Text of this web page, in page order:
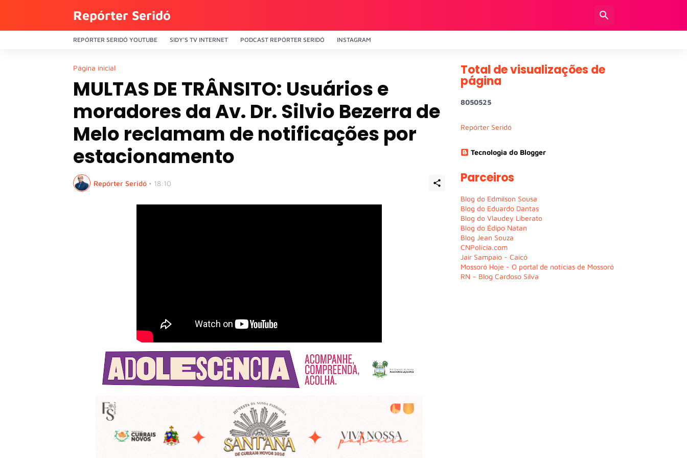
Repórter Seridó
REPÓRTER SERIDÓ YOUTUBE SIDY'S TV INTERNET PODCAST REPÓRTER SERIDÓ INSTAGRAM
Página inicial
MULTAS DE TRÂNSITO: Usuários e
moradores da Av. Dr. Silvio Bezerra de
Melo reclamam de notificações por
estacionamento
Repórter Seridó • 18:10
Total de visualizações de
página
8050525
Repórter Seridó
Tecnologia do Blogger
Parceiros
Blog do Edmilson Sousa
Blog do Eduardo Dantas
Blog do Vlaudey Liberato
Blog do Édipo Natan
Blog Jean Souza
CNPolícia.com
Jair Sampaio - Caicó
Mossoró Hoje - O portal de notícias de Mossoró
RN – Blog Cardoso Silva